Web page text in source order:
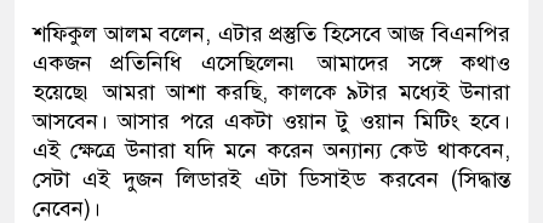
শফিকুল আলম বলেন, এটার প্রস্তুতি হিসেবে আজ বিএনপির
একজন প্রতিনিধি এসেছিলেন৷ আমাদের সঙ্গে কথাও
হয়েছে৷ আমরা আশা করছি, কালকে ৯টার মধ্যেই উনারা
আসবেন। আসার পরে একটা ওয়ান টু ওয়ান মিটিং হবে।
এই ক্ষেত্রে উনারা যদি মনে করেন অন্যান্য কেউ থাকবেন,
সেটা এই দুজন লিডারই এটা ডিসাইড করবেন (সিদ্ধান্ত
নেবেন)।